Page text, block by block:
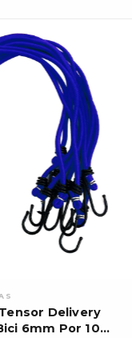
Delivery
6mm Por 10